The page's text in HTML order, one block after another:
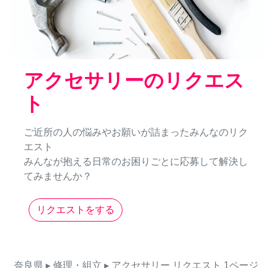
アクセサリーのリクエス
ト
ご近所の人の悩みやお願いが詰まったみんなのリク
エスト
みんなが抱える日常のお困りごとに応募して解決し
てみませんか？
リクエストをする
奈良県 ▸ 修理・組立 ▸ アクセサリー リクエスト 1ページ